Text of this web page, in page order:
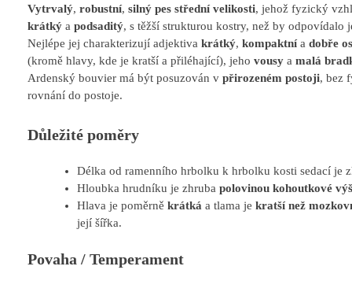
Vytrvalý, robustní, silný pes střední velikosti, jehož fyzický
krátký a podsaditý, s těžší strukturou kostry, než by odpovídalo
Nejlépe jej charakterizují adjektiva krátký, kompaktní a dobře
(kromě hlavy, kde je kratší a přiléhající), jeho vousy a malá
Ardenský bouvier má být posuzován v přirozeném postoji, bez
rovnání do postoje.
Důležité poměry
Délka od ramenního hrbolku k hrbolku kosti sedací je
Hloubka hrudníku je zhruba polovinou kohoutkové
Hlava je poměrně krátká a tlama je kratší než
její šířka.
Povaha / Temperament